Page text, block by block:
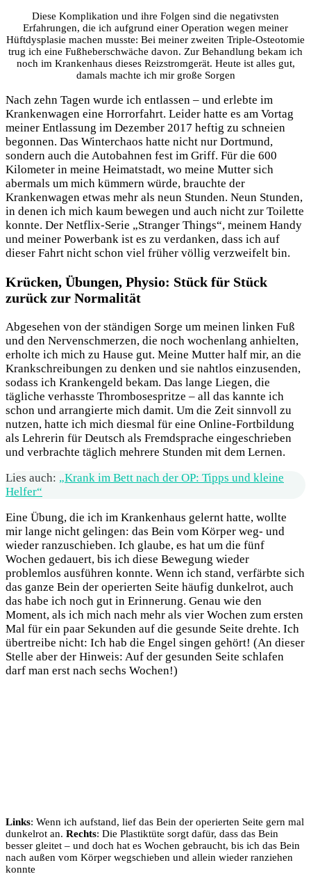
Diese Komplikation und ihre Folgen sind die negativsten
Erfahrungen, die ich aufgrund einer Operation wegen meiner
Hüftdysplasie machen musste: Bei meiner zweiten Triple-Osteotomie
trug ich eine Fußheberschwäche davon. Zur Behandlung bekam ich
noch im Krankenhaus dieses Reizstromgerät. Heute ist alles gut,
damals machte ich mir große Sorgen
Nach zehn Tagen wurde ich entlassen – und erlebte im
Krankenwagen eine Horrorfahrt. Leider hatte es am Vortag
meiner Entlassung im Dezember 2017 heftig zu schneien
begonnen. Das Winterchaos hatte nicht nur Dortmund,
sondern auch die Autobahnen fest im Griff. Für die 600
Kilometer in meine Heimatstadt, wo meine Mutter sich
abermals um mich kümmern würde, brauchte der
Krankenwagen etwas mehr als neun Stunden. Neun Stunden,
in denen ich mich kaum bewegen und auch nicht zur Toilette
konnte. Der Netflix-Serie „Stranger Things“, meinem Handy
und meiner Powerbank ist es zu verdanken, dass ich auf
dieser Fahrt nicht schon viel früher völlig verzweifelt bin.
Krücken, Übungen, Physio: Stück für Stück
zurück zur Normalität
Abgesehen von der ständigen Sorge um meinen linken Fuß
und den Nervenschmerzen, die noch wochenlang anhielten,
erholte ich mich zu Hause gut. Meine Mutter half mir, an die
Krankschreibungen zu denken und sie nahtlos einzusenden,
sodass ich Krankengeld bekam. Das lange Liegen, die
tägliche verhasste Thrombosespritze – all das kannte ich
schon und arrangierte mich damit. Um die Zeit sinnvoll zu
nutzen, hatte ich mich diesmal für eine Online-Fortbildung
als Lehrerin für Deutsch als Fremdsprache eingeschrieben
und verbrachte täglich mehrere Stunden mit dem Lernen.
Lies auch: „Krank im Bett nach der OP: Tipps und kleine
Helfer“
Eine Übung, die ich im Krankenhaus gelernt hatte, wollte
mir lange nicht gelingen: das Bein vom Körper weg- und
wieder ranzuschieben. Ich glaube, es hat um die fünf
Wochen gedauert, bis ich diese Bewegung wieder
problemlos ausführen konnte. Wenn ich stand, verfärbte sich
das ganze Bein der operierten Seite häufig dunkelrot, auch
das habe ich noch gut in Erinnerung. Genau wie den
Moment, als ich mich nach mehr als vier Wochen zum ersten
Mal für ein paar Sekunden auf die gesunde Seite drehte. Ich
übertreibe nicht: Ich hab die Engel singen gehört! (An dieser
Stelle aber der Hinweis: Auf der gesunden Seite schlafen
darf man erst nach sechs Wochen!)
Links: Wenn ich aufstand, lief das Bein der operierten Seite gern mal
dunkelrot an. Rechts: Die Plastiktüte sorgt dafür, dass das Bein
besser gleitet – und doch hat es Wochen gebraucht, bis ich das Bein
nach außen vom Körper wegschieben und allein wieder ranziehen
konnte